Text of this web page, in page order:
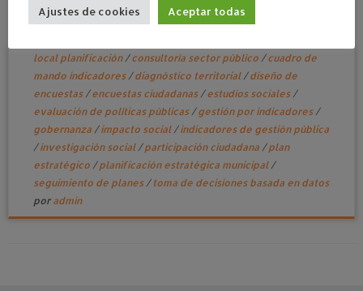
febrero 12, 2026enPlanes estratégicosEtiquetado
local planificación /consultoría sector público /cuadro de
mando indicadores /diagnóstico territorial /diseño de
encuestas /encuestas ciudadanas /estudios sociales /
evaluación de políticas públicas /gestión por indicadores /
gobernanza /impacto social /indicadores de gestión pública
/investigación social /participación ciudadana /plan
estratégico /planificación estratégica municipal /
seguimiento de planes / toma de decisiones basada en datos
por admin
Ajustes de cookies Aceptar todas